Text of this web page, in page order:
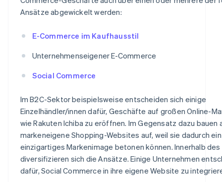
Ansätze abgewickelt werden:
E-Commerce im Kaufhausstil
Unternehmenseigener E-Commerce
Social Commerce
Im B2C-Sektor beispielsweise entscheiden sich einige
Einzelhändler/innen dafür, Geschäfte auf großen Online-
wie Rakuten Ichiba zu eröffnen. Im Gegensatz dazu bauen
markeneigene Shopping-Websites auf, weil sie dadurch ein
einzigartiges Markenimage betonen können. Innerhalb
diversifizieren sich die Ansätze. Einige Unternehmen
dafür, Social Commerce in ihre eigene Website zu